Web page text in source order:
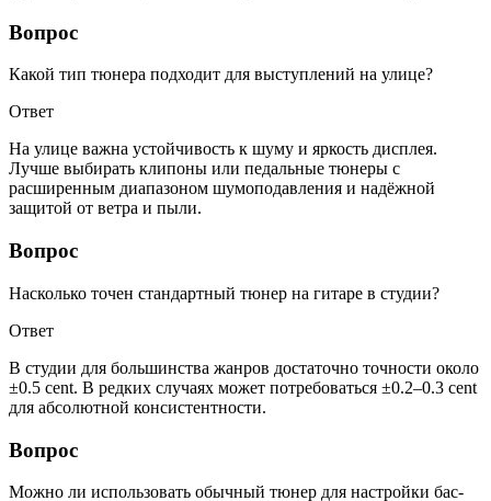
Вопрос
Какой тип тюнера подходит для выступлений на улице?
Ответ
На улице важна устойчивость к шуму и яркость дисплея.
Лучше выбирать клипоны или педальные тюнеры с
расширенным диапазоном шумоподавления и надёжной
защитой от ветра и пыли.
Вопрос
Насколько точен стандартный тюнер на гитаре в студии?
Ответ
В студии для большинства жанров достаточно точности около
±0.5 cent. В редких случаях может потребоваться ±0.2–0.3 cent
для абсолютной консистентности.
Вопрос
Можно ли использовать обычный тюнер для настройки бас-